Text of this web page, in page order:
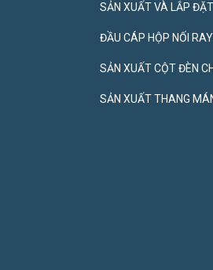
SẢN XUẤT VÀ LẮP
ĐẦU CÁP HỘP NỐI
SẢN XUẤT CỘT ĐÈN
SẢN XUẤT THANG